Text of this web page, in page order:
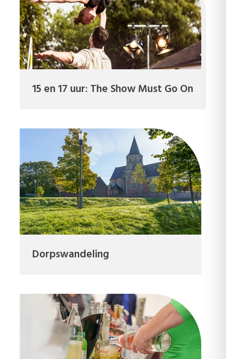
15 en 17 uur: The Show Must Go On
Dorpswandeling